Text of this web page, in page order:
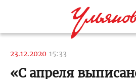
23.12.2020 15:33
«С апреля